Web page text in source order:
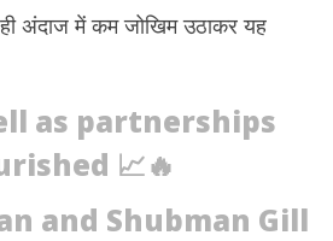
अंदाज में कम जोखिम उठाकर यह
as partnerships
📈🔥
and Shubman Gill